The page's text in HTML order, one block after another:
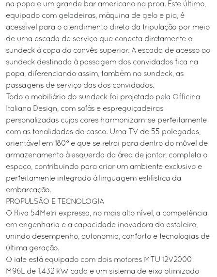
na popa e um grande bar americano na proa. Este último,
equipado com geladeiras, máquina de gelo e pia, é
acessível para o atendimento direto da tripulação por meio
de uma escada de serviço que conecta diretamente o
sundeck à copa do convés superior. A escada de acesso ao
sundeck destinada à passagem dos convidados fica na
popa, diferenciando assim, também no sundeck, as
passagens de serviço das dos convidados.
Todo o mobiliário do sundeck foi projetado pela Officina
Italiana Design, com sofás e espreguiçadeiras
personalizadas cujas cores harmonizam-se perfeitamente
com as tonalidades do casco. Uma TV de 55 polegadas,
orientável em 180° e que se retrai para dentro do móvel de
armazenamento à esquerda da área de jantar, completa o
espaço, contribuindo para criar um ambiente exclusivo e
perfeitamente integrado à linguagem estilística da
embarcação.
PROPULSÃO E TECNOLOGIA
O Riva 54Metri expressa, no mais alto nível, a competência
em engenharia e a capacidade inovadora do estaleiro,
unindo desempenho, autonomia, conforto e tecnologias de
última geração.
O iate está equipado com dois motores MTU 12V2000
M96L de 1.432 kW cada e um sistema de eixo otimizado